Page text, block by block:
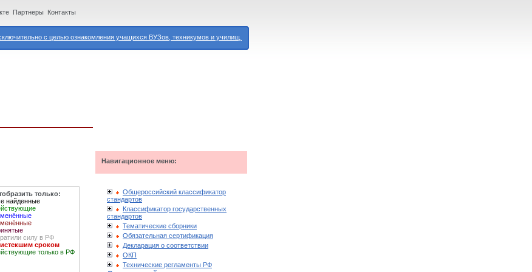
с целью ознакомления учащихся ВУЗов, техникумов и училищ.
Партнеры Контакты
только:
найденные
силу в РФ
сроком
только в РФ
Навигационное меню:
Общероссийский классификатор
стандартов
Классификатор государственных
стандартов
Тематические сборники
Обязательная сертификация
Декларация о соответствии
ОКП
Технические регламенты РФ